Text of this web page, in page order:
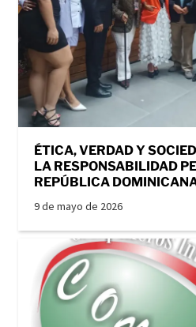
ÉTICA, VERDAD Y
LA RESPONSABILIDAD
REPÚBLICA
9 de mayo de 2026